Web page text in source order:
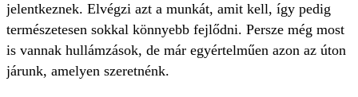
jelentkeznek. Elvégzi azt a munkát, amit kell, így pedig
természetesen sokkal könnyebb fejlődni. Persze még most
is vannak hullámzások, de már egyértelműen azon az úton
járunk, amelyen szeretnénk.